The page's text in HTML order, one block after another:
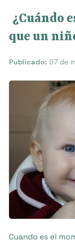
¿Cuándo
que un
Publicado: 07 de
Cuando es el